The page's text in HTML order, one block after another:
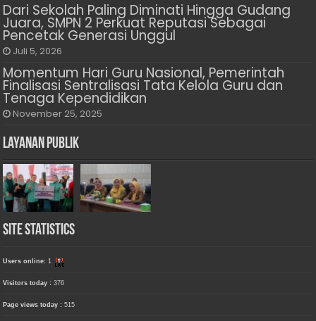
Dari Sekolah Paling Diminati Hingga Gudang
Juara, SMPN 2 Perkuat Reputasi Sebagai
Pencetak Generasi Unggul
Juli 5, 2026
Momentum Hari Guru Nasional, Pemerintah
Finalisasi Sentralisasi Tata Kelola Guru dan
Tenaga Kependidikan
November 25, 2025
Layanan Publik
Site Statistics
Users online:1
Visitors today :376
Page views today :515